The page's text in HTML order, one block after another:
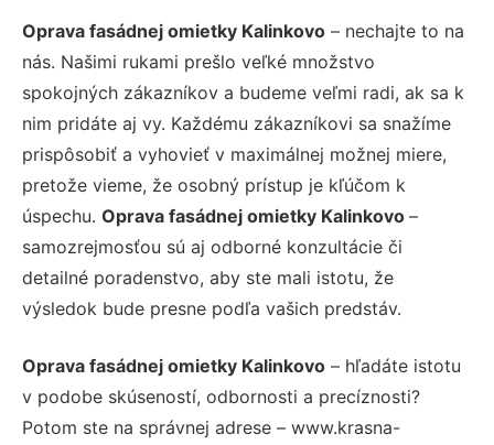
Oprava fasádnej omietky Kalinkovo – nechajte to na
nás. Našimi rukami prešlo veľké množstvo
spokojných zákazníkov a budeme veľmi radi, ak sa k
nim pridáte aj vy. Každému zákazníkovi sa snažíme
prispôsobiť a vyhovieť v maximálnej možnej miere,
pretože vieme, že osobný prístup je kľúčom k
úspechu. Oprava fasádnej omietky Kalinkovo –
samozrejmosťou sú aj odborné konzultácie či
detailné poradenstvo, aby ste mali istotu, že
výsledok bude presne podľa vašich predstáv.
Oprava fasádnej omietky Kalinkovo – hľadáte istotu
v podobe skúseností, odbornosti a precíznosti?
Potom ste na správnej adrese – www.krasna-